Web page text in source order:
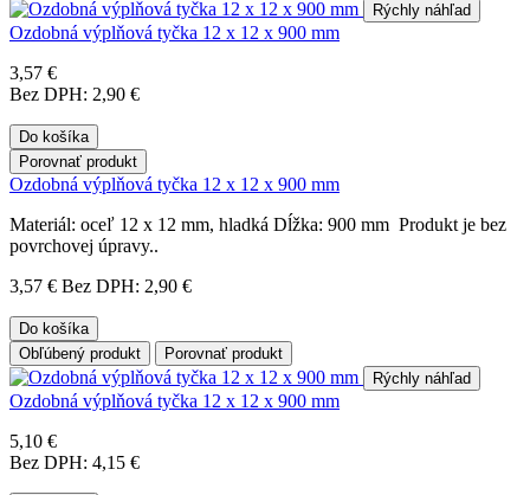
Rýchly náhľad
Ozdobná výplňová tyčka 12 x 12 x 900 mm
3,57 €
Bez DPH: 2,90 €
Do košíka
Porovnať produkt
Ozdobná výplňová tyčka 12 x 12 x 900 mm
Materiál: oceľ 12 x 12 mm, hladká Dĺžka: 900 mm Produkt je bez
povrchovej úpravy..
3,57 € Bez DPH: 2,90 €
Do košíka
Obľúbený produkt
Porovnať produkt
Rýchly náhľad
Ozdobná výplňová tyčka 12 x 12 x 900 mm
5,10 €
Bez DPH: 4,15 €